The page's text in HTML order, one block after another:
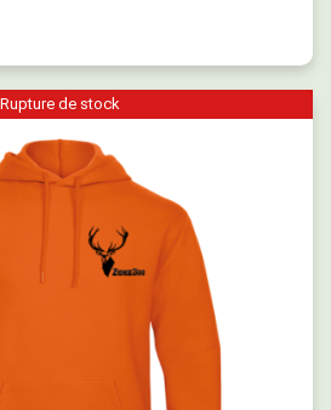
Rupture de stock